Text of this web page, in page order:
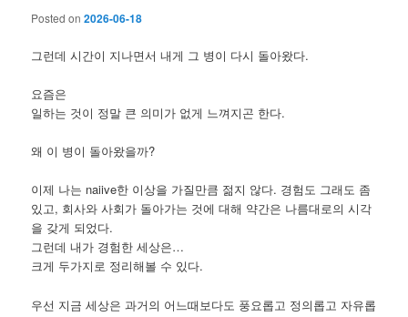
Posted on2026-06-18
그런데 시간이 지나면서 내게 그 병이 다시 돌아왔다.
요즘은
일하는 것이 정말 큰 의미가 없게 느껴지곤 한다.
왜 이 병이 돌아왔을까?
이제 나는 naiive한 이상을 가질만큼 젊지 않다. 경험도 그래도 좀
있고, 회사와 사회가 돌아가는 것에 대해 약간은 나름대로의 시각
을 갖게 되었다.
그런데 내가 경험한 세상은…
크게 두가지로 정리해볼 수 있다.
우선 지금 세상은 과거의 어느때보다도 풍요롭고 정의롭고 자유롭